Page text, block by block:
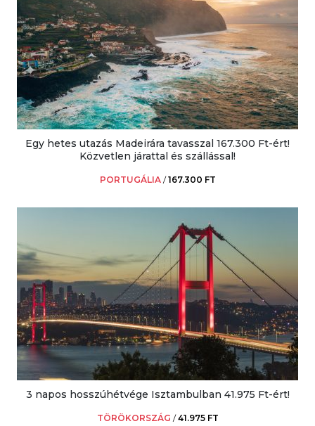
Egy hetes utazás Madeirára tavasszal 167.300 Ft-ért!
Közvetlen járattal és szállással!
PORTUGÁLIA /167.300 FT
3 napos hosszúhétvége Isztambulban 41.975 Ft-ért!
TÖRÖKORSZÁG /41.975 FT